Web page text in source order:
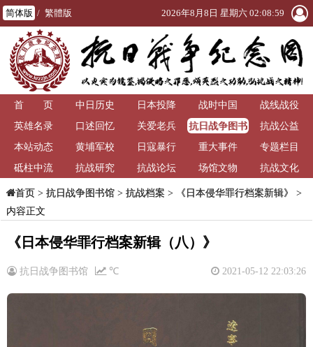
简体版 / 繁體版 2026年8月8日 星期六 02:08:59
首 页 中日历史 日本投降 战时中国
战线战役
英雄名录
口述回忆 关爱老兵
抗日战争图书
馆
抗战公益
本站动态
黄埔军校 日寇暴行 重大事件
专题栏目
砥柱中流
抗战研究 抗战论坛 场馆文物 抗战文化
首页> 抗日战争图书馆> 抗战档案> 《日本侵华罪行档案新辑》
>
内容正文
《日本侵华罪行档案新辑（八）》
抗日战争图书馆 2021-05-12 22:03:26
℃